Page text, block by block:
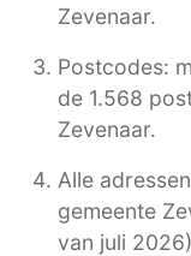
Zevenaar.
Postcodes:
de 1.568
Zevenaar.
Alle
gemeente
van juli